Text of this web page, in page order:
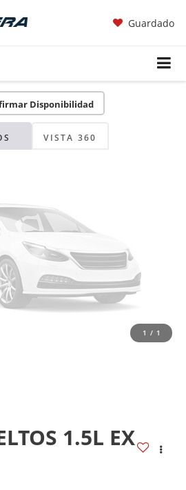
Guardado
Disponibilidad
VISTA 360
Fotos No
revise luego
1 / 1
1.5L EX